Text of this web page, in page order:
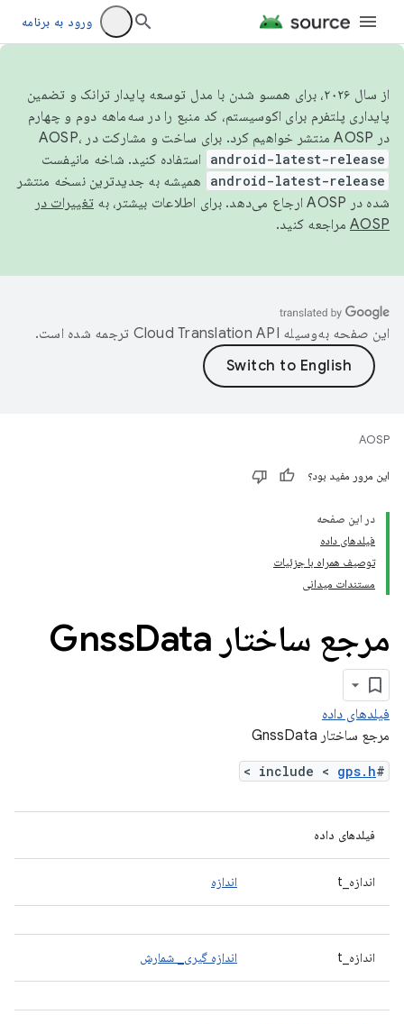
ورود به برنامه
از سال ۲۰۲۶، برای همسو شدن با مدل توسعه پایدار ترانک و تضمین
پایداری پلتفرم برای اکوسیستم، کد منبع را در سه‌ماهه دوم و چهارم
در AOSP منتشر خواهیم کرد. برای ساخت و مشارکت در AOSP،
android-latest-release استفاده کنید. شاخه مانیفست
android-latest-release
همیشه به جدیدترین نسخه منتشر
شده در AOSP ارجاع می‌دهد. برای اطلاعات بیشتر، به
تغییرات در
AOSP مراجعه کنید.
این صفحه به‌وسیله ترجمه شده است.
AOSP
این مرور مفید بود؟
در این صفحه
فیلدهای داده
توصیف همراه با جزئیات
مستندات میدانی
مرجع ساختار Gnss Data
فیلدهای داده
مرجع ساختار GnssData
#include <
gps.h
>
فیلدهای داده
اندازه_t اندازه
اندازه_t اندازه گیری_ شمارش